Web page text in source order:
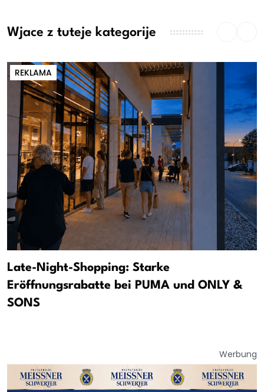
Wjace z tuteje kategorije
REKLAMA
Late-Night-Shopping: Starke
Eröffnungsrabatte bei PUMA und ONLY &
SONS
Werbung